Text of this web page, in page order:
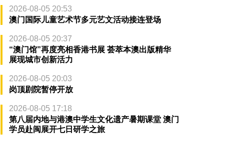
2026-08-05 20:53
澳门国际儿童艺术节多元艺文活动接连登场
2026-08-05 20:37
“澳门馆”再度亮相香港书展 荟萃本澳出版精华
展现城市创新活力
2026-08-05 20:03
岗顶剧院暂停开放
2026-08-05 17:18
第八届内地与港澳中学生文化遗产暑期课堂 澳门
学员赴闽展开七日研学之旅